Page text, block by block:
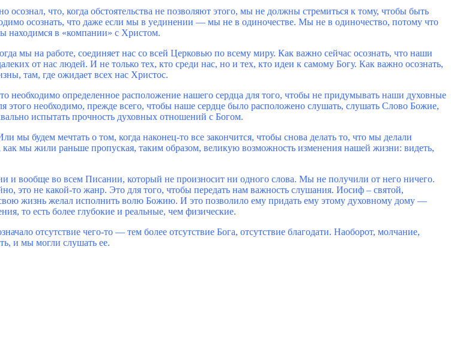
что, когда обстоятельства не позволяют этого, мы не должны стремиться к тому, чтобы быть
осознать, что даже если мы в уединении ― мы не в одиночестве. Мы не в одиночество, потому что
находимся в «компании» с Христом.
мы на работе, соединяет нас со всей Церковью по всему миру. Как важно сейчас осознать, что наши
от нас людей. И не только тех, кто среди нас, но и тех, кто идеи к самому Богу. Как важно осознать,
там, где ожидает всех нас Христос.
необходимо определенное расположение нашего сердца для того, чтобы не придумывать наши духовные
необходимо, прежде всего, чтобы наше сердце было расположено слушать, слушать Слово Божие,
испытать прочность духовных отношений с Богом.
мы будем мечтать о том, когда наконец-то все закончится, чтобы снова делать то, что мы делали
мы жили раньше пропуская, таким образом, великую возможность изменения нашей жизни: видеть,
вообще во всем Писании, который не произносит ни одного слова. Мы не получили от него ничего.
это не какой-то жанр. Это для того, чтобы передать нам важность слушания. Иосиф – святой,
жизнь желал исполнить волю Божию. И это позволило ему придать ему этому духовному дому ―
то есть более глубокие и реальные, чем физические.
отсутствие чего-то ― тем более отсутствие Бога, отсутствие благодати. Наоборот, молчание,
и мы могли слушать ее.